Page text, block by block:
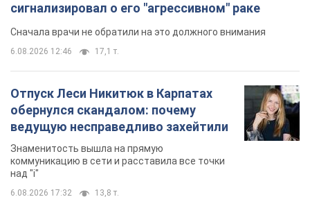
Знаменитость вышла на прямую
над "i"
6.08.2026 17:32 13,8 т.
"Динамо" с победы стартовало в
квалификации Лиги конференций.
Видео
Матч прошел в Люблине
9 часов назад